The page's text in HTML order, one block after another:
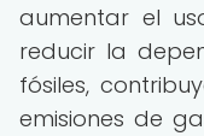
aumentar el
reducir la
fósiles,
emisiones de